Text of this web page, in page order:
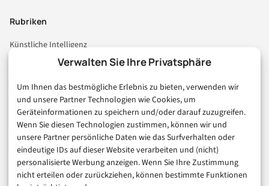
Verwalten Sie Ihre Privatsphäre
Um Ihnen das bestmögliche Erlebnis zu bieten, verwenden wir
und unsere Partner Technologien wie Cookies, um
Geräteinformationen zu speichern und/oder darauf zuzugreifen.
Wenn Sie diesen Technologien zustimmen, können wir und
unsere Partner persönliche Daten wie das Surfverhalten oder
eindeutige IDs auf dieser Website verarbeiten und (nicht)
personalisierte Werbung anzeigen. Wenn Sie Ihre Zustimmung
nicht erteilen oder zurückziehen, können bestimmte Funktionen
Rubriken
Künstliche Intelligenz
Technologie & IT
Consumer & Digital Life
Marketing
Finanzen & FinTech
Business & Karriere
Sicherheit & Recht
Digitalisierung